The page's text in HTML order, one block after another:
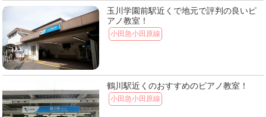
玉川学園前駅近くで地元で評判の良いピ
アノ教室！
小田急小田原線
鶴川駅近くのおすすめのピアノ教室！
小田急小田原線